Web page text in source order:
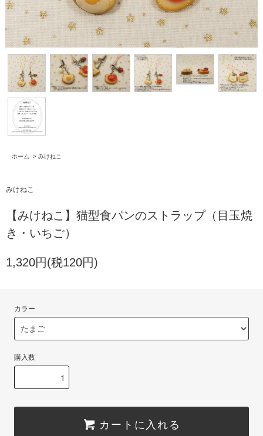
ホーム > みけねこ
みけねこ
【みけねこ】猫型食パンのストラップ（目玉焼
き・いちご）
1,320円(税120円)
カラー
購入数
カートに入れる